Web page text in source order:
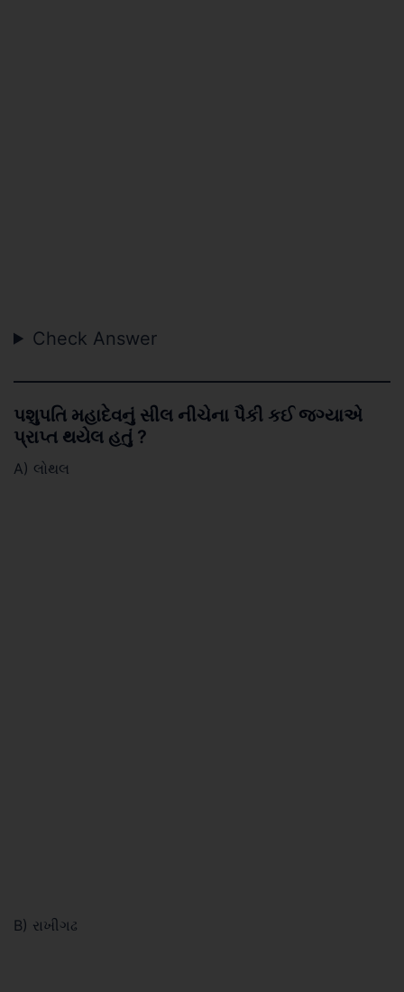
Check Answer
પશુપતિ મહાદેવનું સીલ નીચેના પૈકી કઈ જગ્યાએ
પ્રાપ્ત થયેલ હતું ?
A) લોથલ
B) રાખીગઢ